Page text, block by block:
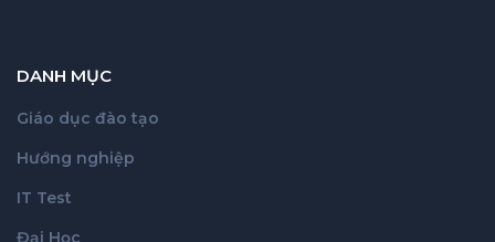
DANH MỤC
Giáo dục đào tạo
Hướng nghiệp
IT Test
Đại Học